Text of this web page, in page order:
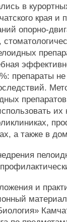
в
края
опорно-
препараты
их
а также в
и